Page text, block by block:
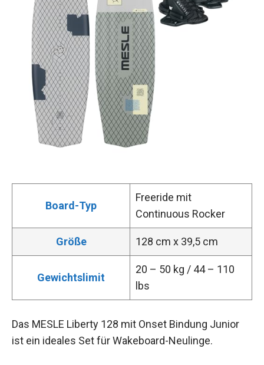
Board-Typ
Freeride mit
Continuous Rocker
Größe 128 cm x 39,5 cm
Gewichtslimit
20 – 50 kg / 44 – 110
lbs
Das MESLE Liberty 128 mit Onset Bindung Junior
ist ein ideales Set für Wakeboard-Neulinge.